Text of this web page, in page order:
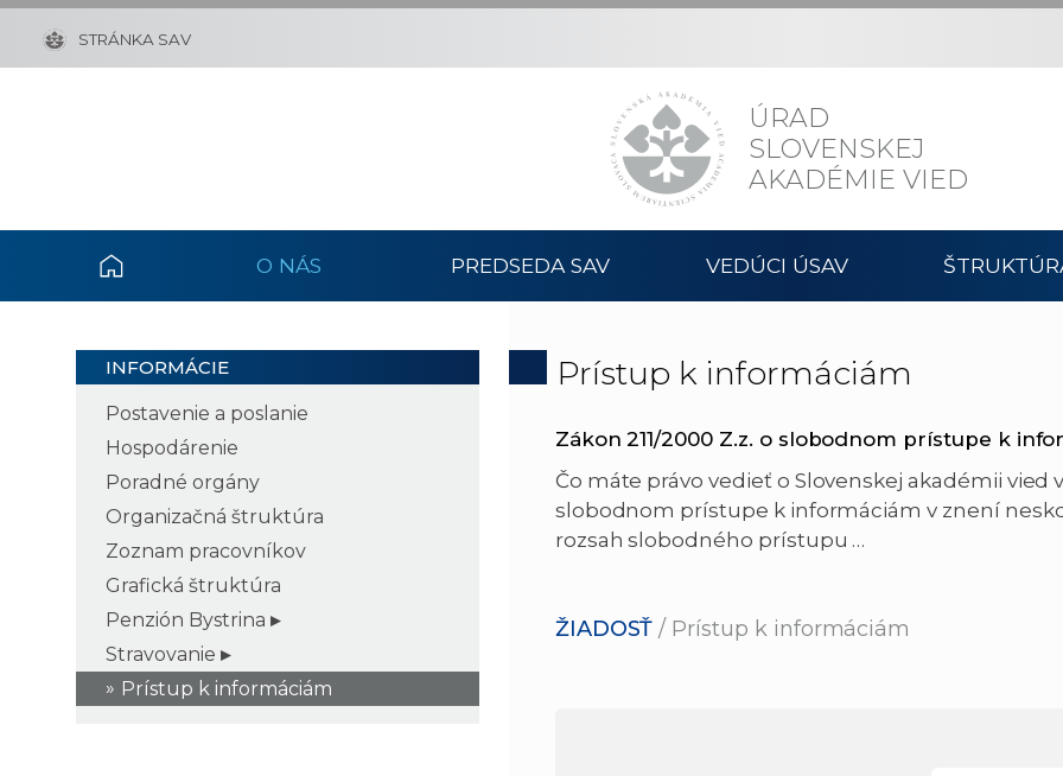
ÚRAD
SLOVENSKEJ
AKADÉMIE VIED
STRÁNKA SAV
O NÁS PREDSEDA SAV VEDÚCI ÚSAV
INFORMÁCIE
Postavenie a poslanie
Hospodárenie
Poradné orgány
Organizačná štruktúra
Zoznam pracovníkov
Grafická štruktúra
Penzión Bystrina
Stravovanie
Prístup k informáciám
Prístup k informáciám
Zákon 211/2000 Z.z. o slobodnom prístupe k
Čo máte právo vedieť o Slovenskej akadémii vied v
slobodnom prístupe k informáciám v znení
rozsah slobodného prístupu …
ŽIADOSŤ/ Prístup k informáciám